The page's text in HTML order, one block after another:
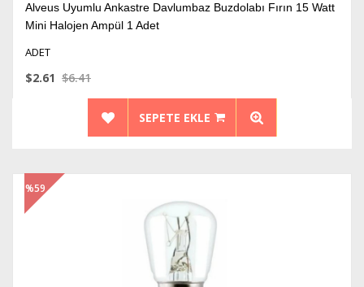
Alveus Uyumlu Ankastre Davlumbaz Buzdolabı Fırın 15 Watt
Mini Halojen Ampül 1 Adet
ADET
$2.61 $6.41
SEPETE EKLE
%59